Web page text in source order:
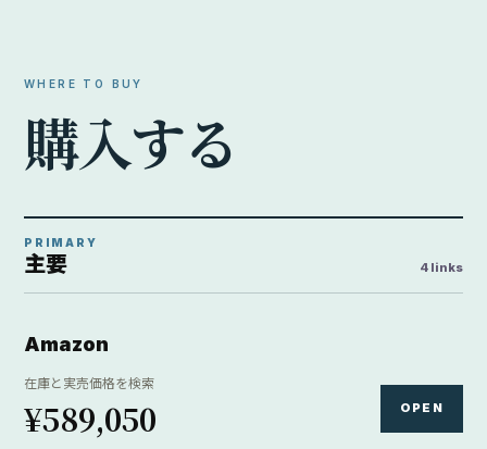
WHERE TO BUY
購入する
PRIMARY
主要 4 links
Amazon
在庫と実売価格を検索
¥589,050 OPEN